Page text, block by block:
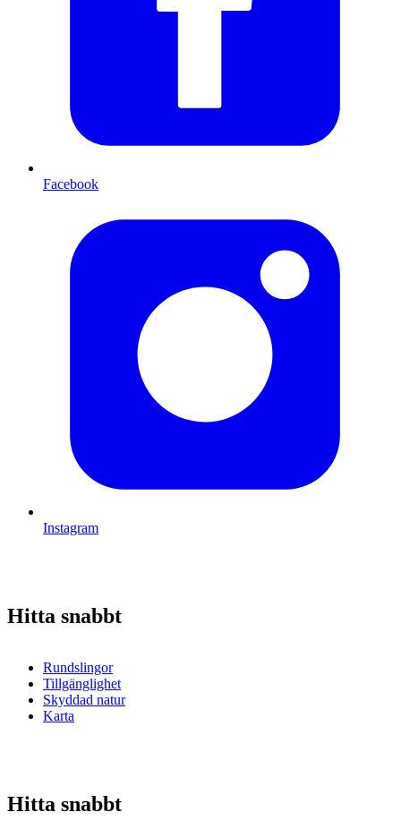
Facebook
Instagram
Hitta snabbt
Rundslingor
Tillgänglighet
Skyddad natur
Karta
Hitta snabbt